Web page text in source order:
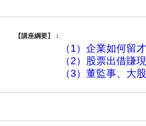
【講座綱要】：
（1）企業如何留
（2）股票出借賺
（3）董監事、大